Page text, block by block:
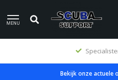
MENU
Bekijk onze actuele